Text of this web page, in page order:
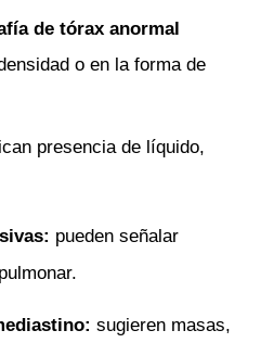
de tórax anormal
o en la forma de
presencia de líquido,
pueden señalar
sugieren masas,